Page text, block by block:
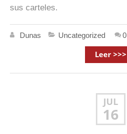
sus carteles.
Dunas Uncategorized 0
Leer >>>
JUL
16